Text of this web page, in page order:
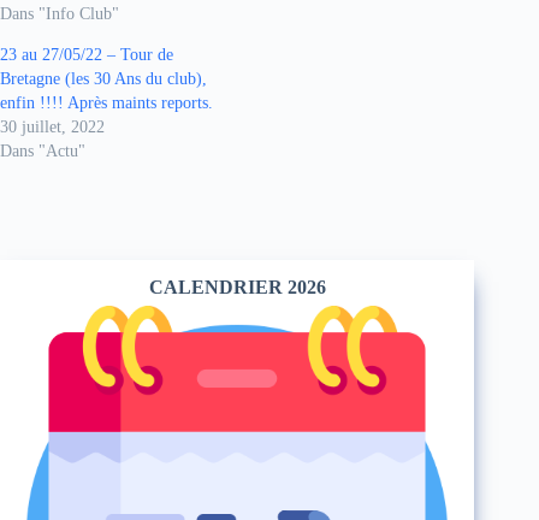
Dans "Info Club"
23 au 27/05/22 – Tour de
Bretagne (les 30 Ans du club),
enfin !!!! Après maints reports.
30 juillet, 2022
Dans "Actu"
CALENDRIER 2026